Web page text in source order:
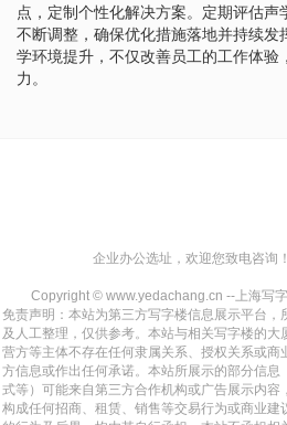
点，定制个性化解决方案。定期评估
不断调整，确保优化措施落地并持续发
学环境提升，不仅改善员工的工作体验
力。
企业办公选址，欢迎您致电咨询！
Copyright © www.yedachang.cn --上海写
免责声明：本站为第三方写字楼信息展示平台
及人工整理，仅供参考。本站与相关写字楼的
营方等主体不存在任何隶属关系、授权关系或
方信息或作出任何承诺。本站所展示的部分信
式等）可能来自第三方合作机构或广告展示内
构成任何招商、租赁、销售等交易行为或商业